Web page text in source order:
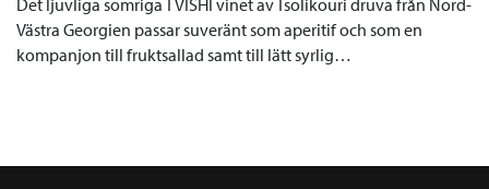
Det ljuvliga somriga TVISHI vinet av Tsolikouri druva från Nord-
Västra Georgien passar suveränt som aperitif och som en
kompanjon till fruktsallad samt till lätt syrlig…